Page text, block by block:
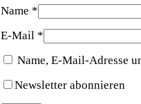
Name *
E-Mail *
Name, E-Mail-Adresse
Newsletter abonnieren